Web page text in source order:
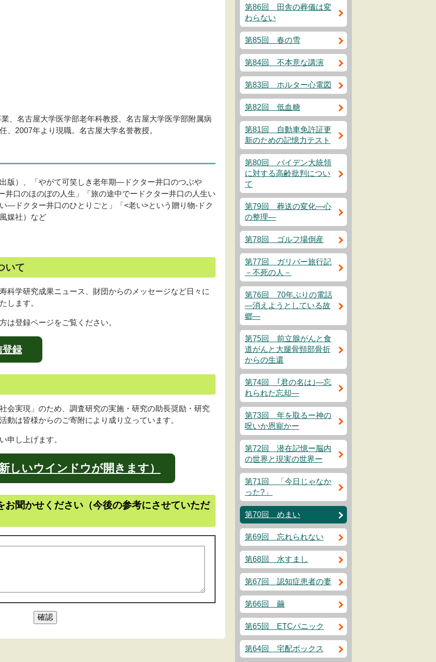
、名古屋大学医学部老年科教授、名古屋大学医学部附属病
、2007年より現職。名古屋大学名誉教授。
版）、「やがて可笑しき老年期―ドクター井口のつぶや
口のほのぼの人生」「旅の途中でードクター井口の人生い
―ドクター井口のひとりごと」「<老い>という贈り物-ドク
媒社）など
いて
学研究成果ニュース、財団からのメッセージなど日々に
します。
登録ページをご覧ください。
登録
実現」のため、調査研究の実施・研究の助長奨励・研究
動は皆様からのご寄附により成り立っています。
し上げます。
しいウインドウが開きます）
お聞かせください（今後の参考にさせていただ
第86回 田舎の葬儀は変
わらない
第85回 春の雪
第84回 不本意な講演
第83回 ホルター心電図
第82回 低血糖
第81回 自動車免許証更
新のための記憶力テスト
第80回 バイデン大統領
に対する高齢批判につい
て
第79回 葬送の変化―心
の整理―
第78回 ゴルフ場倒産
第77回 ガリバー旅行記
－不死の人－
第76回 70年ぶりの電話
―消えようとしている故
郷―
第75回 前立腺がんと食
道がんと大腿骨頸部骨折
からの生還
第74回 ｢君の名は｣―忘
れられた忘却―
第73回 年を取るー神の
呪いか恩寵かー
第72回 潜在記憶ー脳内
の世界と現実の世界ー
第71回 「今日じゃなか
った?」
第70回 めまい
第69回 忘れられない
第68回 水すまし
第67回 認知症患者の妻
第66回 繭
第65回 ETCパニック
第64回 宅配ボックス